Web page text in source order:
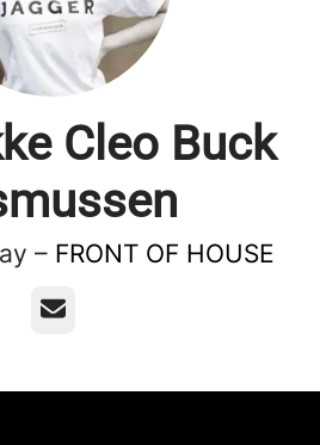
Cleo Buck
– FRONT OF HOUSE
E-mail